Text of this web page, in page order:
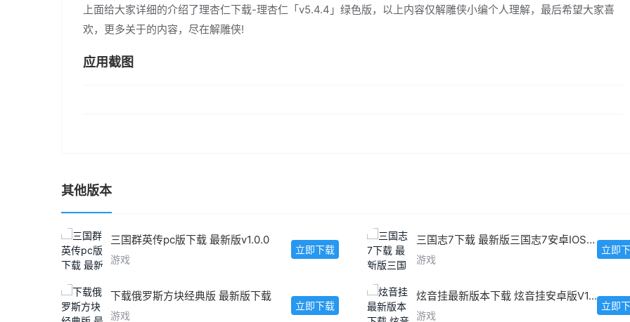
上面给大家详细的介绍了理杏仁下载-理杏仁「v5.4.4」绿色版，以上内容仅解雕侠小编个人理解，最后希望大家喜
欢，更多关于的内容，尽在解雕侠!
应用截图
其他版本
三国群英传pc版下载 最新版v1.0.0
游戏
立即下载
三国志7下载 最新版三国志7安卓IOS版下载
游戏
立即
下载俄罗斯方块经典版 最新版下载
游戏
立即下载
炫音挂最新版本下载 炫音挂安卓版V1.5.2
游戏
立即